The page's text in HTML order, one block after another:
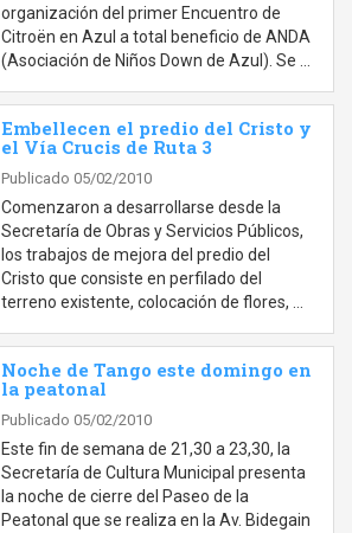
organización del primer Encuentro de
Citroën en Azul a total beneficio de ANDA
(Asociación de Niños Down de Azul). Se …
Embellecen el predio del Cristo y
el Vía Crucis de Ruta 3
Publicado 05/02/2010
Comenzaron a desarrollarse desde la
Secretaría de Obras y Servicios Públicos,
los trabajos de mejora del predio del
Cristo que consiste en perfilado del
terreno existente, colocación de flores, …
Noche de Tango este domingo en
la peatonal
Publicado 05/02/2010
Este fin de semana de 21,30 a 23,30, la
Secretaría de Cultura Municipal presenta
la noche de cierre del Paseo de la
Peatonal que se realiza en la Av. Bidegain